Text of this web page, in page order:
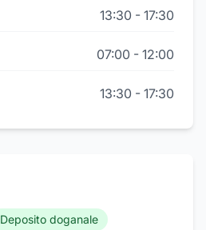
13:30 - 17:30
07:00 - 12:00
13:30 - 17:30
Deposito doganale